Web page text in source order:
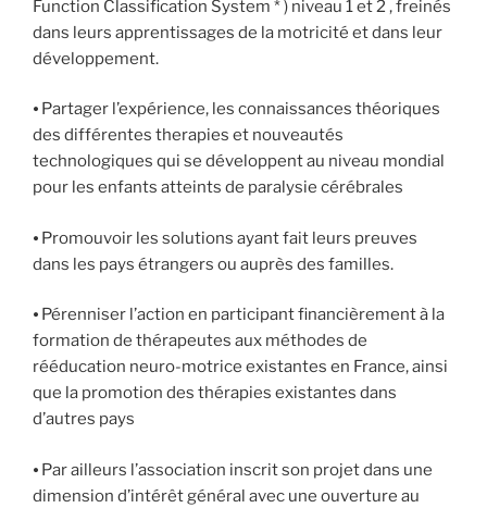
Function Classification System * ) niveau 1 et 2 , freinés
dans leurs apprentissages de la motricité et dans leur
développement.
⦁ Partager l’expérience, les connaissances théoriques
des différentes therapies et nouveautés
technologiques qui se développent au niveau mondial
pour les enfants atteints de paralysie cérébrales
⦁ Promouvoir les solutions ayant fait leurs preuves
dans les pays étrangers ou auprès des familles.
⦁ Pérenniser l’action en participant financièrement à la
formation de thérapeutes aux méthodes de
rééducation neuro-motrice existantes en France, ainsi
que la promotion des thérapies existantes dans
d’autres pays
⦁ Par ailleurs l’association inscrit son projet dans une
dimension d’intérêt général avec une ouverture au